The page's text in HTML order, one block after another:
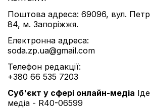
Поштова адреса: 69096, вул.
84, м. Запоріжжя.
Електронна адреса:
soda.zp.ua@gmail.com
Телефон редакції:
+380 66 535 7203
Cуб'єкт у сфері онлайн-медіа
медіа - R40-06599